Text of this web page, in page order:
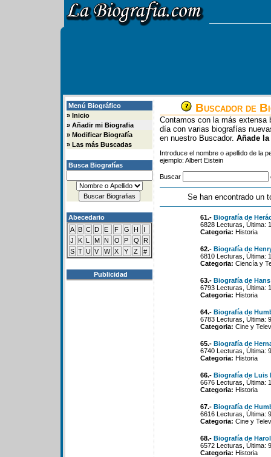
Menú Biográfico
» Inicio
» Añadir mi Biografia
» Modificar Biografía
» Las más Buscadas
Busca Biografías
Abecedario
A B C D E F G H
I
J
K L M N O P Q
R
S T U V W X Y Z #
Publicidad
Buscador de
Contamos con la más extensa
día con varias biografías
en nuestro Buscador. Añade
Introduce el nombre o apellido de la
ejemplo: Albert Eistein
Buscar
Se han encontrado un
61.- Biografía de
6828 Lecturas, Última:
Categoria: Historia
62.- Biografía de
6810 Lecturas, Última:
Categoria: Ciencía y
63.- Biografía de
6793 Lecturas, Última:
Categoria: Historia
64.- Biografía de
6783 Lecturas, Última:
Categoria: Cine y
65.- Biografía de
6740 Lecturas, Última:
Categoria: Historia
66.- Biografía de Luis
6676 Lecturas, Última:
Categoria: Historia
67.- Biografía de
6616 Lecturas, Última:
Categoria: Cine y
68.- Biografía de
6572 Lecturas, Última:
Categoria: Historia